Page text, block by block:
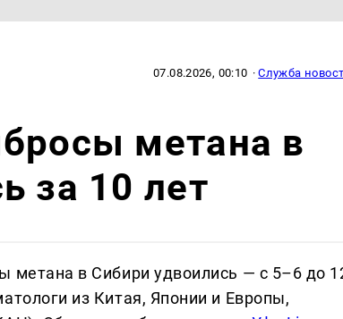
07.08.2026, 00:10 ·Служба
метана в
за 10 лет
метана в Сибири удвоились — с 5–6 до
из Китая, Японии и Европы,